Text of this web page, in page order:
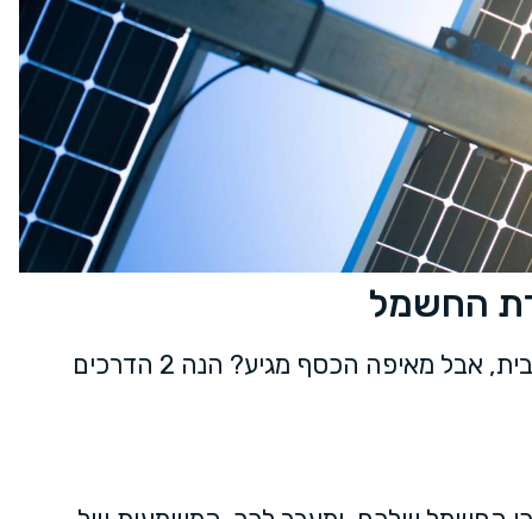
החשמל
כבר ציינו שמערכת סולארית יכולה להוות הכנסה פסיבית, אבל מאיפה הכסף מגיע? הנה 2 הדרכים